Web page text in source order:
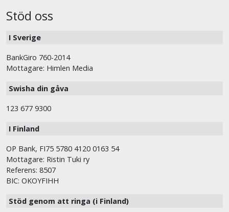
Stöd oss
I Sverige
BankGiro 760-2014
Mottagare: Himlen Media
Swisha din gåva
123 677 9300
I Finland
OP Bank, FI75 5780 4120 0163 54
Mottagare: Ristin Tuki ry
Referens: 8507
BIC: OKOYFIHH
Stöd genom att ringa (i Finland)